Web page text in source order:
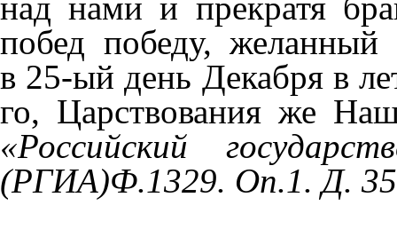
побед победу,
в 25-ый день Декабря в
го, Царствования же
«Российский
(РГИА)Ф.1329. Оп.1. Д.